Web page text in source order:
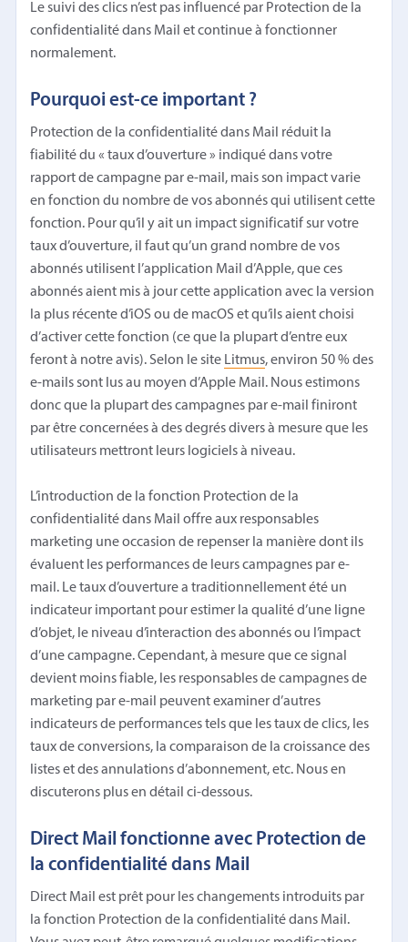
Le suivi des clics n’est pas influencé par Protection de la
confidentialité dans Mail et continue à fonctionner
normalement.
Pourquoi est-ce important ?
Protection de la confidentialité dans Mail réduit la
fiabilité du « taux d’ouverture » indiqué dans votre
rapport de campagne par e-mail, mais son impact varie
en fonction du nombre de vos abonnés qui utilisent cette
fonction. Pour qu’il y ait un impact significatif sur votre
taux d’ouverture, il faut qu’un grand nombre de vos
abonnés utilisent l’application Mail d’Apple, que ces
abonnés aient mis à jour cette application avec la version
la plus récente d’iOS ou de macOS et qu’ils aient choisi
d’activer cette fonction (ce que la plupart d’entre eux
feront à notre avis). Selon le site Litmus, environ 50 % des
e-mails sont lus au moyen d’Apple Mail. Nous estimons
donc que la plupart des campagnes par e-mail finiront
par être concernées à des degrés divers à mesure que les
utilisateurs mettront leurs logiciels à niveau.
L’introduction de la fonction Protection de la
confidentialité dans Mail offre aux responsables
marketing une occasion de repenser la manière dont ils
évaluent les performances de leurs campagnes par e-
mail. Le taux d’ouverture a traditionnellement été un
indicateur important pour estimer la qualité d’une ligne
d’objet, le niveau d’interaction des abonnés ou l’impact
d’une campagne. Cependant, à mesure que ce signal
devient moins fiable, les responsables de campagnes de
marketing par e-mail peuvent examiner d’autres
indicateurs de performances tels que les taux de clics, les
taux de conversions, la comparaison de la croissance des
listes et des annulations d’abonnement, etc. Nous en
discuterons plus en détail ci-dessous.
Direct Mail fonctionne avec Protection de
la confidentialité dans Mail
Direct Mail est prêt pour les changements introduits par
la fonction Protection de la confidentialité dans Mail.